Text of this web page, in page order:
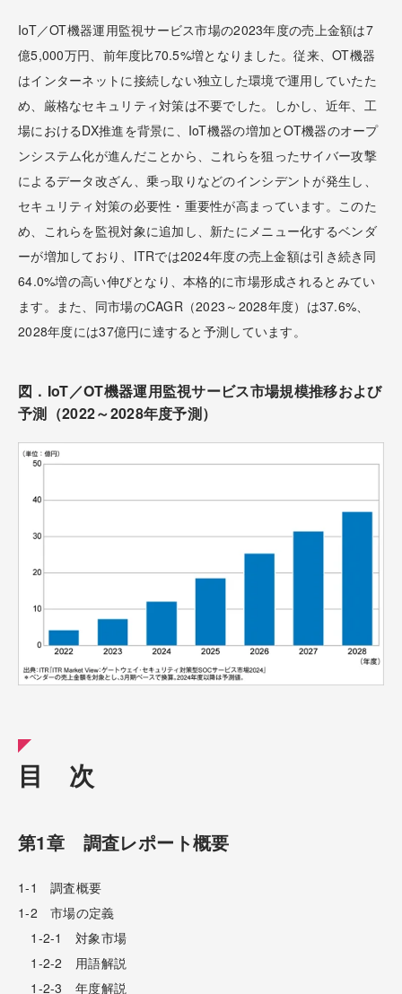
IoT／OT機器運用監視サービス市場の2023年度の売上金額は7
億5,000万円、前年度比70.5%増となりました。従来、OT機器
はインターネットに接続しない独立した環境で運用していたた
め、厳格なセキュリティ対策は不要でした。しかし、近年、工
場におけるDX推進を背景に、IoT機器の増加とOT機器のオープ
ンシステム化が進んだことから、これらを狙ったサイバー攻撃
によるデータ改ざん、乗っ取りなどのインシデントが発生し、
セキュリティ対策の必要性・重要性が高まっています。このた
め、これらを監視対象に追加し、新たにメニュー化するベンダ
ーが増加しており、ITRでは2024年度の売上金額は引き続き同
64.0%増の高い伸びとなり、本格的に市場形成されるとみてい
ます。また、同市場のCAGR（2023～2028年度）は37.6%、
2028年度には37億円に達すると予測しています。
図．IoT／OT機器運用監視サービス市場規模推移および
予測（2022～2028年度予測）
目 次
第1章 調査レポート概要
1-1 調査概要
1-2 市場の定義
1-2-1 対象市場
1-2-2 用語解説
1-2-3 年度解説